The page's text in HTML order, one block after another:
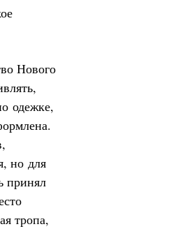
Нового
одежке,
но для
принял
тропа,